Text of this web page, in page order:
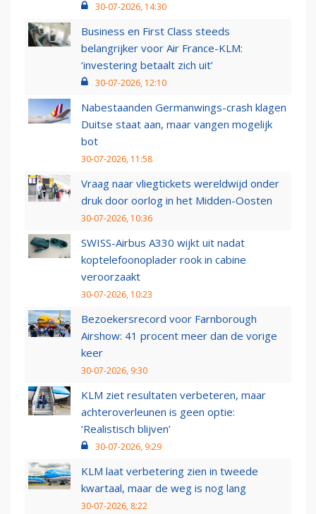
30-07-2026, 14:30
Business en First Class steeds
belangrijker voor Air France-KLM:
‘investering betaalt zich uit’
30-07-2026, 12:10
Nabestaanden Germanwings-crash klagen
Duitse staat aan, maar vangen mogelijk
bot
30-07-2026, 11:58
Vraag naar vliegtickets wereldwijd onder
druk door oorlog in het Midden-Oosten
30-07-2026, 10:36
SWISS-Airbus A330 wijkt uit nadat
koptelefoonoplader rook in cabine
veroorzaakt
30-07-2026, 10:23
Bezoekersrecord voor Farnborough
Airshow: 41 procent meer dan de vorige
keer
30-07-2026, 9:30
KLM ziet resultaten verbeteren, maar
achteroverleunen is geen optie:
‘Realistisch blijven’
30-07-2026, 9:29
KLM laat verbetering zien in tweede
kwartaal, maar de weg is nog lang
30-07-2026, 8:22